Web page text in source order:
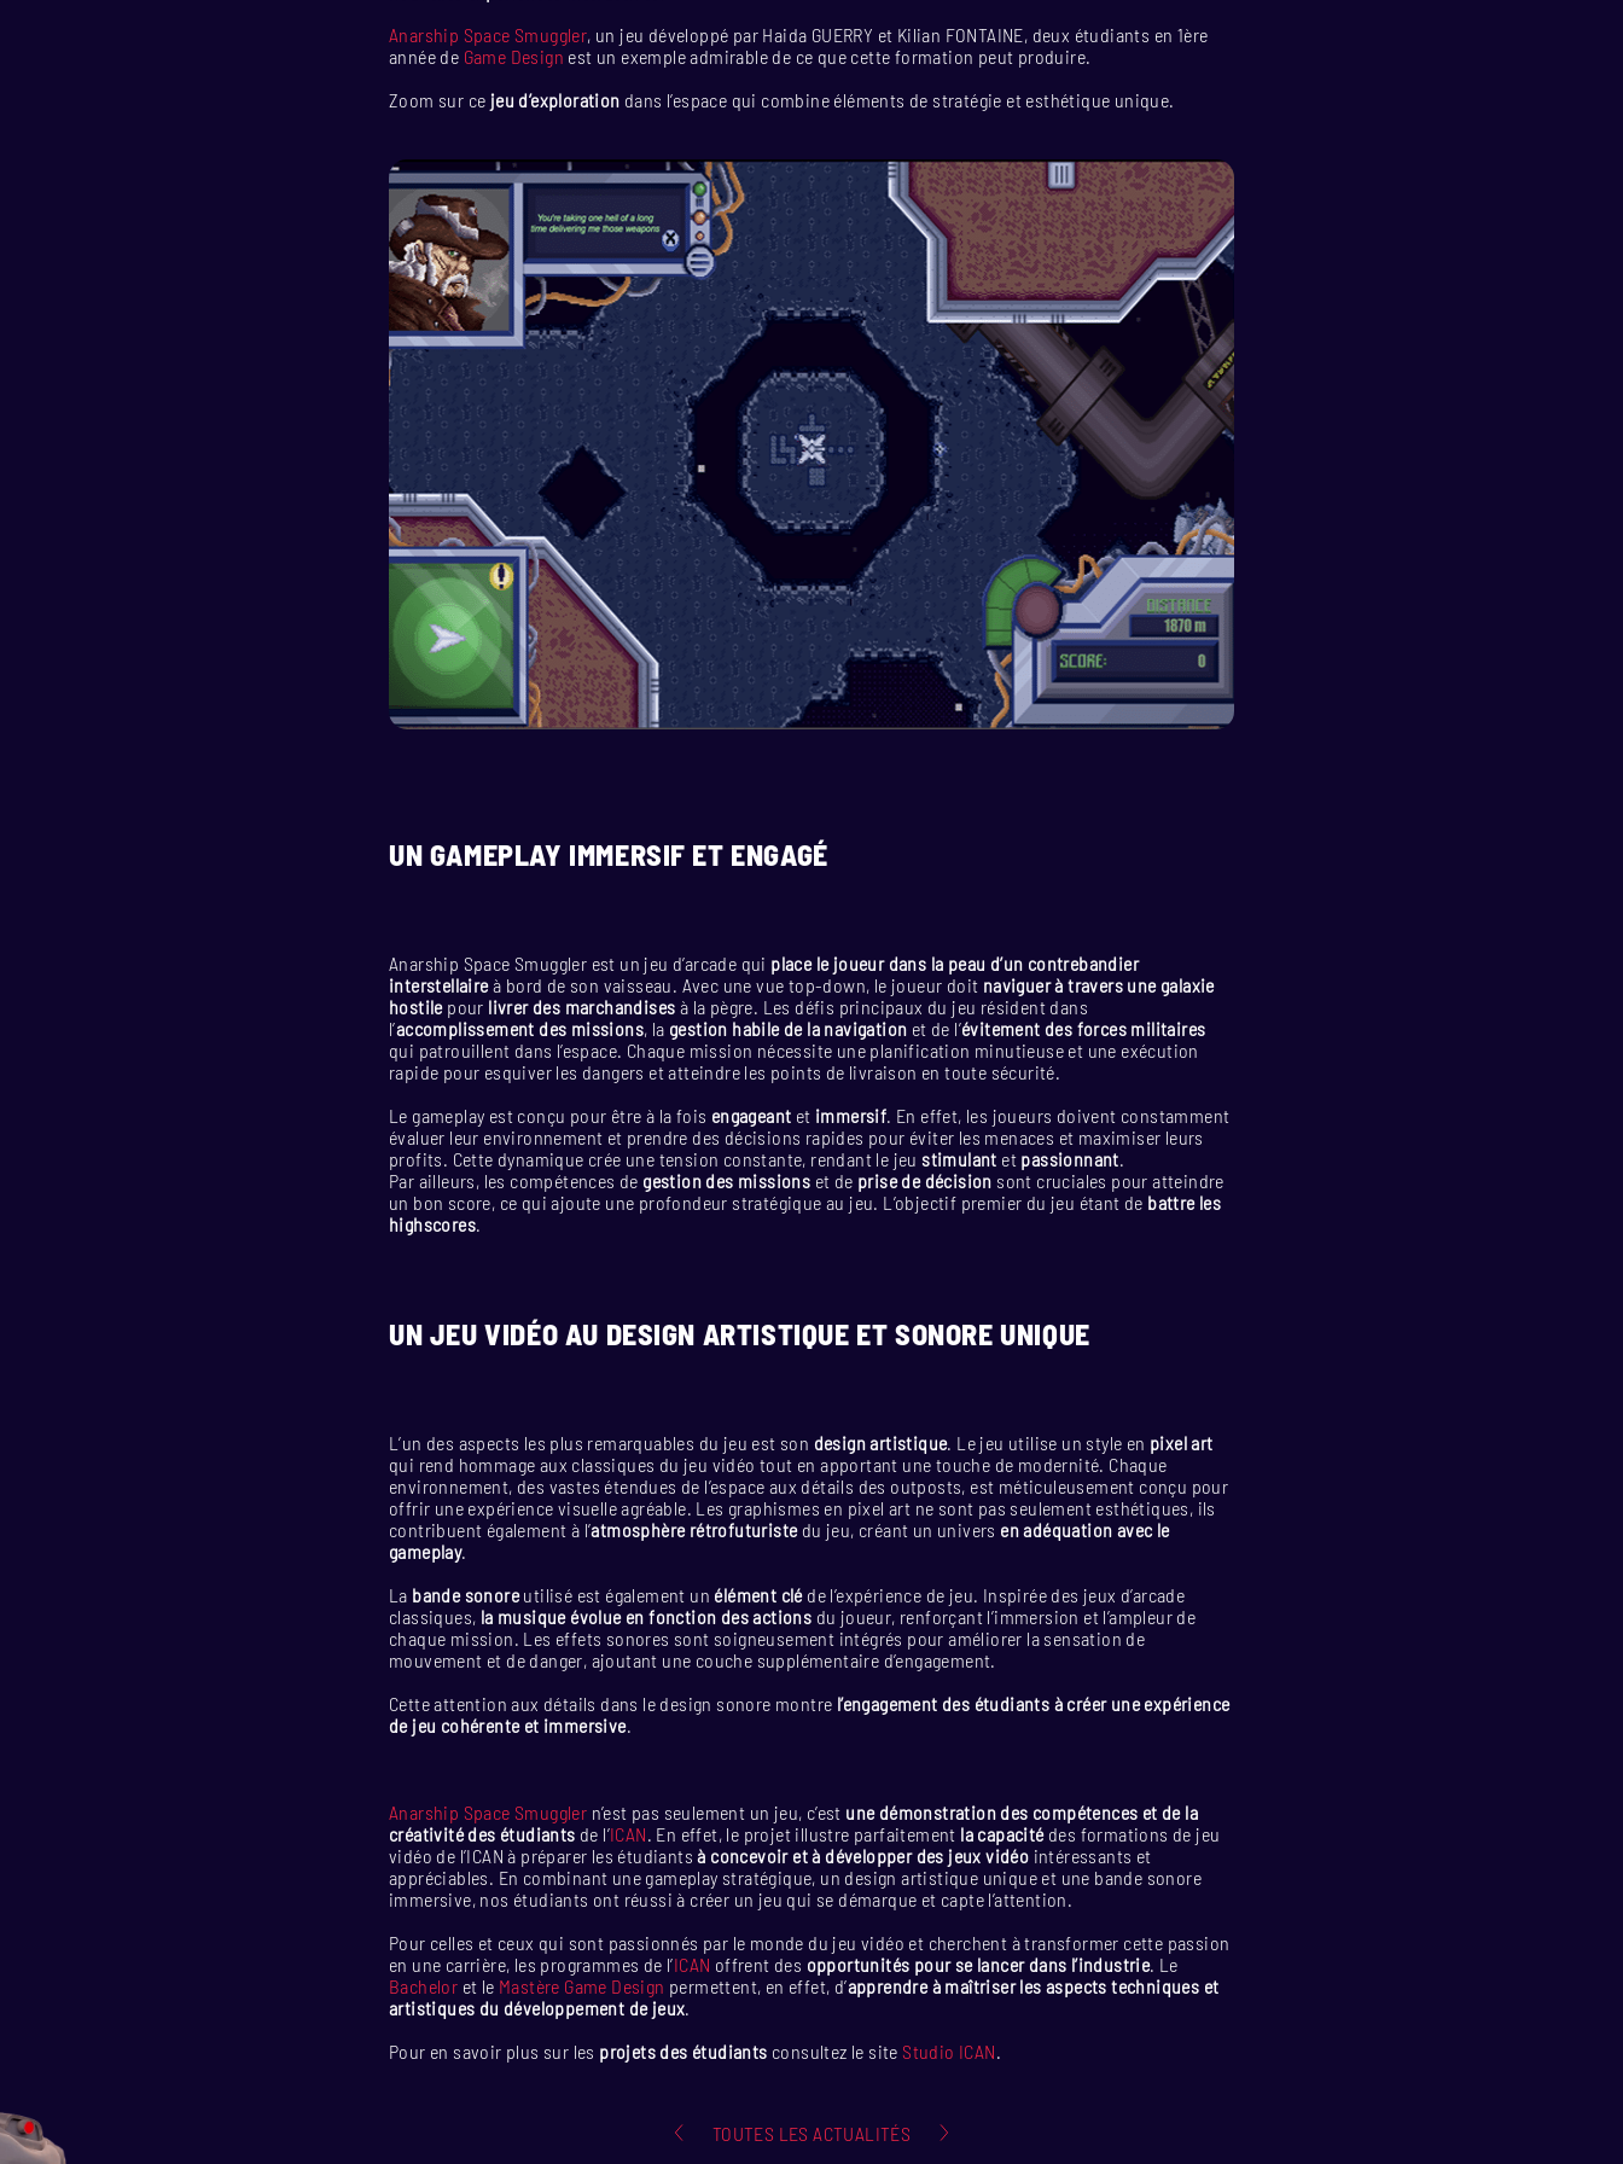
Anarship Space Smuggler, un jeu développé par Haida GUERRY et Kilian FONTAINE, deux étudiants en 1ère
année de Game Design est un exemple admirable de ce que cette formation peut produire.
Zoom sur ce jeu d’exploration dans l’espace qui combine éléments de stratégie et esthétique unique.
UN GAMEPLAY IMMERSIF ET ENGAGÉ
Anarship Space Smuggler est un jeu d’arcade qui place le joueur dans la peau d’un contrebandier
interstellaireà bord de son vaisseau. Avec une vue top-down, le joueur doit naviguer à travers une galaxie
hostilepour livrer des marchandises à la pègre. Les défis principaux du jeu résident dans
l’accomplissement des missions, la gestion habile de la navigation et de l’évitement des forces militaires
qui patrouillent dans l’espace. Chaque mission nécessite une planification minutieuse et une exécution
rapide pour esquiver les dangers et atteindre les points de livraison en toute sécurité.
Le gameplay est conçu pour être à la fois engageant et immersif. En effet, les joueurs doivent constamment
évaluer leur environnement et prendre des décisions rapides pour éviter les menaces et maximiser leurs
profits. Cette dynamique crée une tension constante, rendant le jeustimulant et passionnant.
Par ailleurs, les compétences de gestion des missions et de prise de décision sont cruciales pour atteindre
un bon score, ce qui ajoute une profondeur stratégique au jeu. L’objectif premier du jeu étant de battre les
highscores.
UN JEU VIDÉO AU DESIGN ARTISTIQUE ET SONORE UNIQUE
L’un des aspects les plus remarquables du jeu est son design artistique. Le jeu utilise un style en pixel art
qui rend hommage aux classiques du jeu vidéo tout en apportant une touche de modernité. Chaque
environnement, des vastes étendues de l’espace aux détails des outposts, est méticuleusement conçu pour
offrir une expérience visuelle agréable. Les graphismes en pixel art ne sont pas seulement esthétiques, ils
contribuent également à l’atmosphère rétrofuturistedu jeu, créant un univers en adéquation avec le
gameplay.
La bande sonoreutilisé est également un élément cléde l’expérience de jeu. Inspirée des jeux d’arcade
classiques, la musique évolue en fonction des actions du joueur, renforçant l’immersion et l’ampleur de
chaque mission. Les effets sonores sont soigneusement intégrés pour améliorer la sensation de
mouvement et de danger, ajoutant une couche supplémentaire d’engagement.
Cette attention aux détails dans le design sonore montre l’engagement des étudiants à créer une expérience
de jeu cohérente et immersive.
Anarship Space Smuggler n’est pas seulement un jeu, c’est une démonstration des compétences et de la
créativité des étudiants de l’ICAN. En effet, le projet illustre parfaitement la capacitédes formations de jeu
vidéo de l’ICAN à préparer les étudiantsà concevoir et à développer des jeux vidéo intéressants et
appréciables. En combinant une gameplay stratégique, un design artistique unique et une bande sonore
immersive, nos étudiants ont réussi à créer un jeu qui se démarque et capte l’attention.
Pour celles et ceux qui sont passionnés par le monde du jeu vidéo et cherchent à transformer cette passion
en une carrière, les programmes de l’ICAN offrent des opportunités pour se lancer dans l’industrie. Le
Bachelor et le Mastère Game Design permettent, en effet, d’apprendre à maîtriser les aspects techniques et
artistiques du développement de jeux.
Pour en savoir plus sur les projets des étudiants consultez le siteStudio ICAN.
TOUTES LES ACTUALITÉS